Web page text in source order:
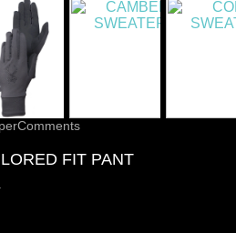
FIT PANT